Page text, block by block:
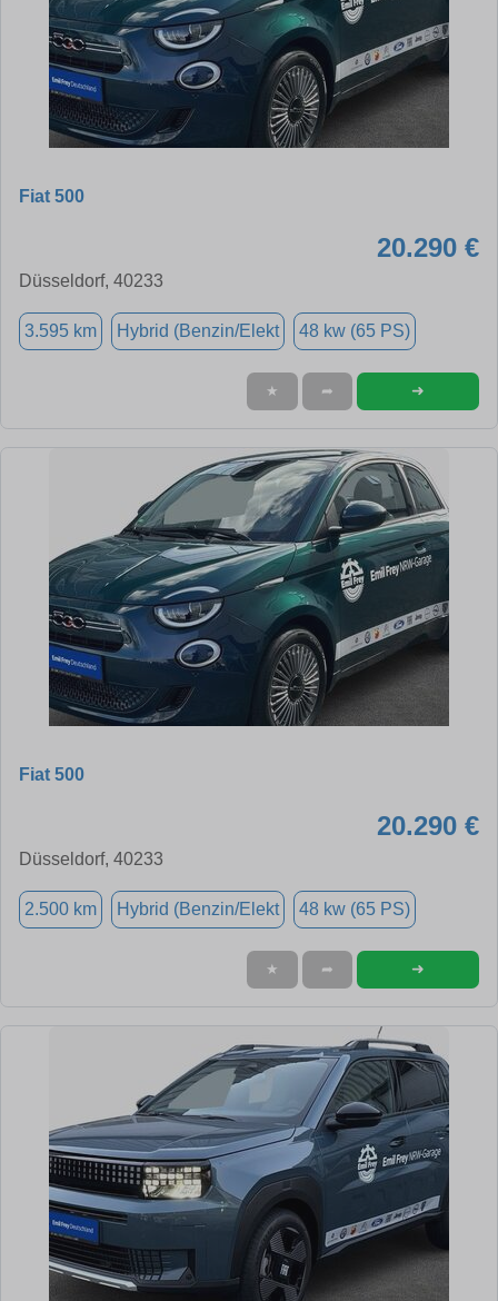
Fiat 500
20.290 €
Düsseldorf, 40233
3.595 km Hybrid (Benzin/Elekt 48 kw (65 PS)
★ ➦ ➜
Fiat 500
20.290 €
Düsseldorf, 40233
2.500 km Hybrid (Benzin/Elekt 48 kw (65 PS)
★ ➦ ➜